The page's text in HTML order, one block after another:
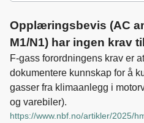
Opplæringsbevis (AC
M1/N1) har ingen krav
F-gass forordningens krav er
dokumentere kunnskap for å
gasser fra klimaanlegg i
og varebiler).
https://www.nbf.no/artikler/2025/